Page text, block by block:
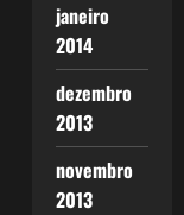
janeiro
2014
dezembro
2013
novembro
2013